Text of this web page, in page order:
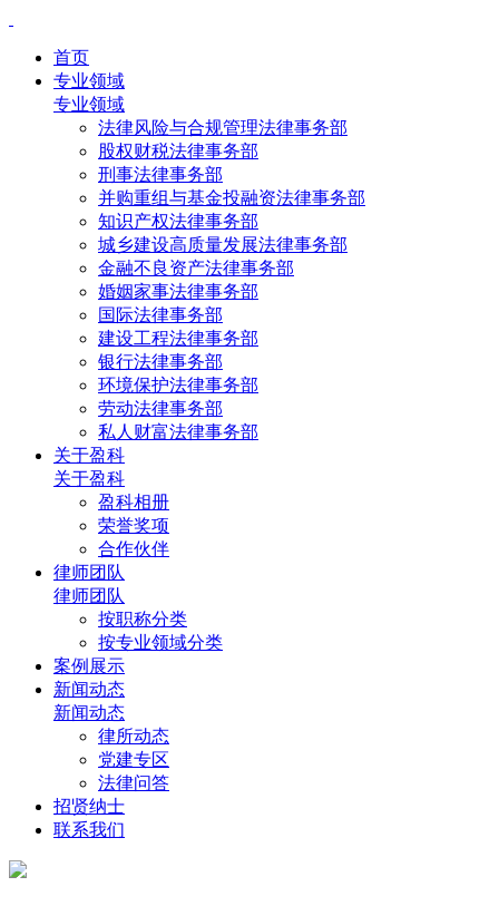
首页
专业领域
专业领域
法律风险与合规管理法律事务部
股权财税法律事务部
刑事法律事务部
并购重组与基金投融资法律事务部
知识产权法律事务部
城乡建设高质量发展法律事务部
金融不良资产法律事务部
婚姻家事法律事务部
国际法律事务部
建设工程法律事务部
银行法律事务部
环境保护法律事务部
劳动法律事务部
私人财富法律事务部
关于盈科
关于盈科
盈科相册
荣誉奖项
合作伙伴
律师团队
律师团队
按职称分类
按专业领域分类
案例展示
新闻动态
新闻动态
律所动态
党建专区
法律问答
招贤纳士
联系我们